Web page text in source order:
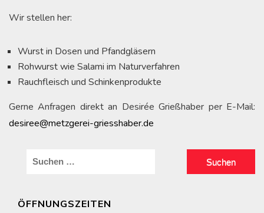
Wir stellen her:
Wurst in Dosen und Pfandgläsern
Rohwurst wie Salami im Naturverfahren
Rauchfleisch und Schinkenprodukte
Gerne Anfragen direkt an Desirée Grießhaber per E-Mail:
desiree@metzgerei-griesshaber.de
h
ÖFFNUNGSZEITEN